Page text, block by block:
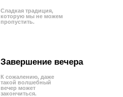
Завершение вечера
Сладкая традиция,
которую мы не можем
пропустить.
К сожалению, даже
такой волшебный
вечер может
закончиться.